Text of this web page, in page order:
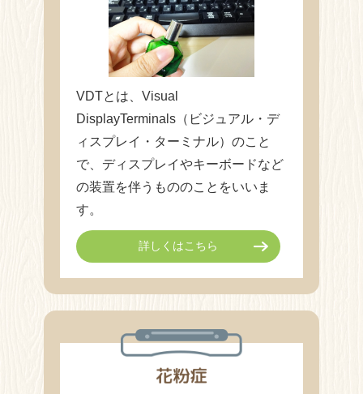
VDTとは、Visual
DisplayTerminals（ビジュアル・デ
ィスプレイ・ターミナル）のこと
で、ディスプレイやキーボードなど
の装置を伴うもののことをいいま
す。
詳しくはこちら